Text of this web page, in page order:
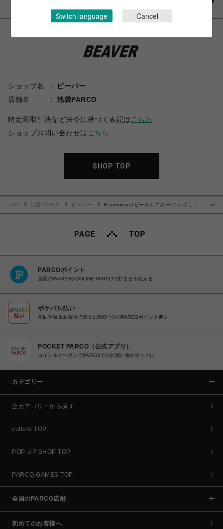
ショップ名
ビーバー
店舗名
池袋PARCO
特定商取引法など法令に基づく表記は こちら
ショップお問い合わせは こちら
SHOP TOP
TOP 池袋PARCO ビーバー
B omnivore/ビーオムニボー/イレギュラ
PARCOポイント
全国のPARCOやONLINE PARCOで貯まる＆使える
ポケパル払い
初回登録＆お買物で最大1,500円分のPARCOポイント進呈
POCKET PARCO（公式アプリ）
コイン＆クーポンでPARCOでのお買い物がオトクに
カテゴリー
全カテゴリーから探す
culture TOP
POP-UP SHOP TOP
PARCO GAMES TOP
全国のPARCO店舗
初めてのお客様へ
Switch language Cancel